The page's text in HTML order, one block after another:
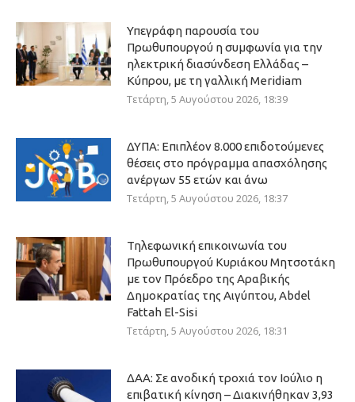
Υπεγράφη παρουσία του
Πρωθυπουργού η συμφωνία για την
ηλεκτρική διασύνδεση Ελλάδας –
Κύπρου, με τη γαλλική Meridiam
Τετάρτη, 5 Αυγούστου 2026, 18:39
ΔΥΠΑ: Επιπλέον 8.000 επιδοτούμενες
θέσεις στο πρόγραμμα απασχόλησης
ανέργων 55 ετών και άνω
Τετάρτη, 5 Αυγούστου 2026, 18:37
Τηλεφωνική επικοινωνία του
Πρωθυπουργού Κυριάκου Μητσοτάκη
με τον Πρόεδρο της Αραβικής
Δημοκρατίας της Αιγύπτου, Abdel
Fattah El-Sisi
Τετάρτη, 5 Αυγούστου 2026, 18:31
ΔΑΑ: Σε ανοδική τροχιά τον Ιούλιο η
επιβατική κίνηση – Διακινήθηκαν 3,93